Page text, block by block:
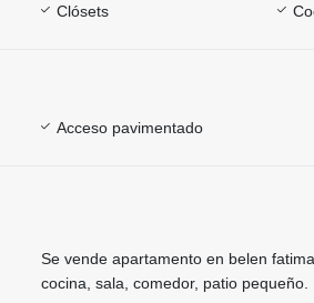
Clósets
Acceso pavimentado
Se vende apartamento en belen
cocina, sala, comedor, patio pequeño.